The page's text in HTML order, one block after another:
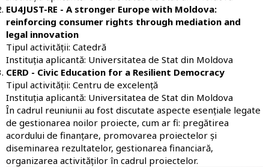
EU4JUST-RE - A stronger Europe with Moldova:
reinforcing consumer rights through mediation and
legal innovation
Tipul activității: Catedră
Instituția aplicantă: Universitatea de Stat din Moldova
CERD - Civic Education for a Resilient Democracy
Tipul activității: Centru de excelență
Instituția aplicantă: Universitatea de Stat din Moldova
În cadrul reuniunii au fost discutate aspecte esențiale legate
de gestionarea noilor proiecte, cum ar fi: pregătirea
acordului de finanțare, promovarea proiectelor și
diseminarea rezultatelor, gestionarea financiară,
organizarea activităților în cadrul proiectelor.